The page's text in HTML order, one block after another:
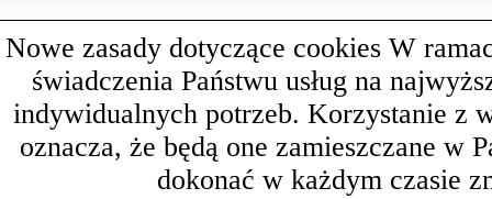
Nowe zasady dotyczące cookies W
świadczenia Państwu usług na
indywidualnych potrzeb. Korzystanie z
oznacza, że będą one zamieszczane w
dokonać w każdym czasie